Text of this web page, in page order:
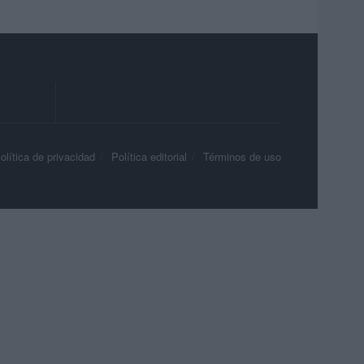
de privacidad Política editorial Términos de uso